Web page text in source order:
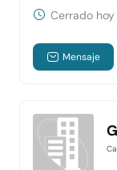
Cerrado hoy
Mensaje